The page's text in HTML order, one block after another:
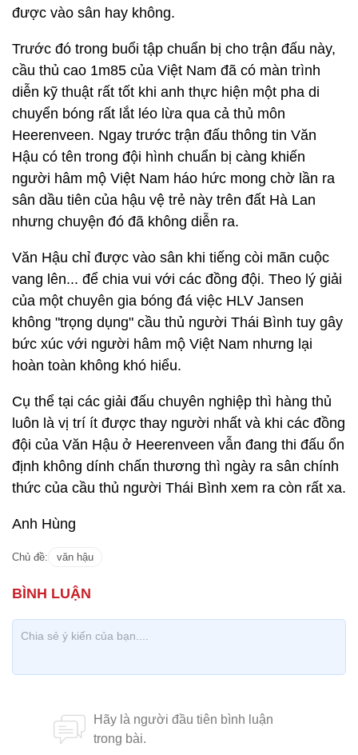
được vào sân hay không.
Trước đó trong buổi tập chuẩn bị cho trận đấu này,
cầu thủ cao 1m85 của Việt Nam đã có màn trình
diễn kỹ thuật rất tốt khi anh thực hiện một pha di
chuyển bóng rất lắt léo lừa qua cả thủ môn
Heerenveen. Ngay trước trận đấu thông tin Văn
Hậu có tên trong đội hình chuẩn bị càng khiến
người hâm mộ Việt Nam háo hức mong chờ lần ra
sân dầu tiên của hậu vệ trẻ này trên đất Hà Lan
nhưng chuyện đó đã không diễn ra.
Văn Hậu chỉ được vào sân khi tiếng còi mãn cuộc
vang lên... để chia vui với các đồng đội. Theo lý giải
của một chuyên gia bóng đá việc HLV Jansen
không "trọng dụng" cầu thủ người Thái Bình tuy gây
bức xúc với người hâm mộ Việt Nam nhưng lại
hoàn toàn không khó hiểu.
Cụ thể tại các giải đấu chuyên nghiệp thì hàng thủ
luôn là vị trí ít được thay người nhất và khi các đồng
đội của Văn Hậu ở Heerenveen vẫn đang thi đấu ổn
định không dính chấn thương thì ngày ra sân chính
thức của cầu thủ người Thái Bình xem ra còn rất xa.
Anh Hùng
Chủ đề: văn hậu